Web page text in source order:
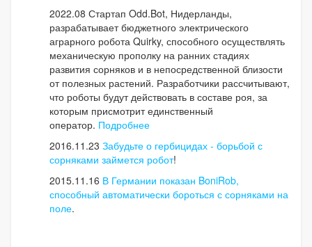
2022.08 Стартап Odd.Bot, Нидерланды,
разрабатывает бюджетного электрического
аграрного робота Quirky, способного осуществлять
механическую прополку на ранних стадиях
развития сорняков и в непосредственной близости
от полезных растений. Разработчики рассчитывают,
что роботы будут действовать в составе роя, за
которым присмотрит единственный
оператор. Подробнее
2016.11.23 Забудьте о гербицидах - борьбой с
сорняками займется робот!
2015.11.16 В Германии показан BoniRob,
способный автоматически бороться с сорняками на
поле.